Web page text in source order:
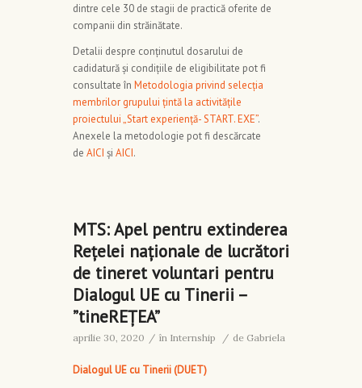
dintre cele 30 de stagii de practică oferite de
companii din străinătate.
Detalii despre conținutul dosarului de
cadidatură și condițiile de eligibilitate pot fi
consultate în Metodologia privind selecția
membrilor grupului țintă la activitățile
proiectului „Start experiență- START. EXE”.
Anexele la metodologie pot fi descărcate
de AICI și AICI.
MTS: Apel pentru extinderea
Rețelei naționale de lucrători
de tineret voluntari pentru
Dialogul UE cu Tinerii –
”tineREȚEA”
aprilie 30, 2020 / în Internship / de Gabriela
Dialogul UE cu Tinerii (DUET)